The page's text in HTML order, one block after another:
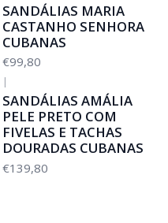
SANDÁLIAS MARIA
CASTANHO SENHORA
CUBANAS
€99,80
|
SANDÁLIAS AMÁLIA
PELE PRETO COM
FIVELAS E TACHAS
DOURADAS CUBANAS
€139,80